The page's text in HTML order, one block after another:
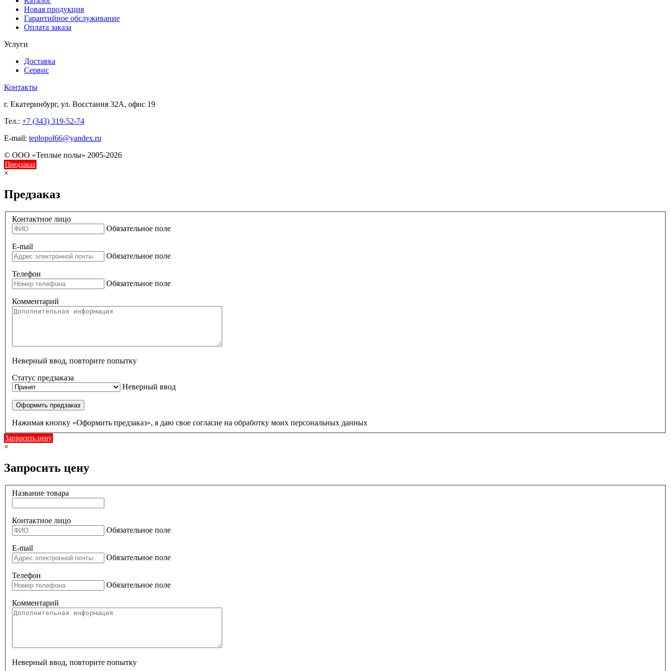
Новая продукция
Гарантийное обслуживание
Оплата заказа
Услуги
Доставка
Сервис
Контакты
г. Екатеринбург, ул. Восстания 32А, офис 19
Тел.: +7 (343) 319-52-74
E-mail: teplopol66@yandex.ru
© ООО «Теплые полы» 2005-2026
Предзаказ
×
Предзаказ
Контактное лицо
Обязательное поле
E-mail
Обязательное поле
Телефон
Обязательное поле
Комментарий
Неверный ввод, повторите попытку
Статус предзаказа
Неверный ввод
Оформить предзаказ
Нажимая кнопку «Оформить предзаказ», я даю свое согласие на обработку моих персональных данных
Запросить цену
×
Запросить цену
Название товара
Контактное лицо
Обязательное поле
E-mail
Обязательное поле
Телефон
Обязательное поле
Комментарий
Неверный ввод, повторите попытку